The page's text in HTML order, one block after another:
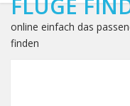
FLÜGE
online einfach das
finden